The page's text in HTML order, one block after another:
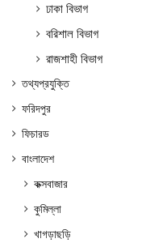
ঢাকা বিভাগ
বরিশাল বিভাগ
রাজশাহী বিভাগ
তথ্যপ্রযুক্তি
ফরিদপুর
ফিচারড
বাংলাদেশ
কক্সবাজার
কুমিল্লা
খাগড়াছড়ি